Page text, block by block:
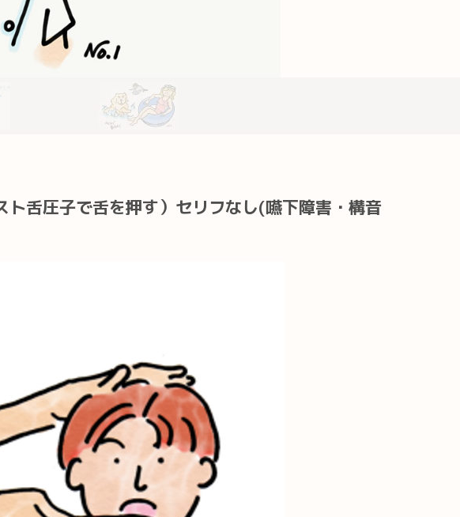
ト舌圧子で舌を押す）セリフなし(嚥下障害・構音